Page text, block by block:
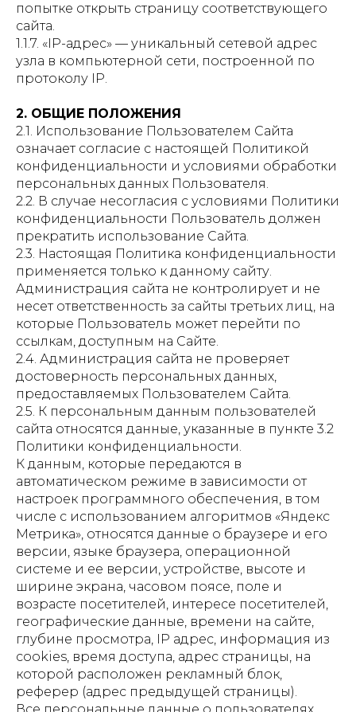
попытке открыть страницу соответствующего
сайта.
1.1.7. «IP-адрес» — уникальный сетевой адрес
узла в компьютерной сети, построенной по
протоколу IP.
2. ОБЩИЕ ПОЛОЖЕНИЯ
2.1. Использование Пользователем Сайта
означает согласие с настоящей Политикой
конфиденциальности и условиями обработки
персональных данных Пользователя.
2.2. В случае несогласия с условиями Политики
конфиденциальности Пользователь должен
прекратить использование Сайта.
2.3. Настоящая Политика конфиденциальности
применяется только к данному сайту.
Администрация сайта не контролирует и не
несет ответственность за сайты третьих лиц, на
которые Пользователь может перейти по
ссылкам, доступным на Сайте.
2.4. Администрация сайта не проверяет
достоверность персональных данных,
предоставляемых Пользователем Сайта.
2.5. К персональным данным пользователей
сайта относятся данные, указанные в пункте 3.2
Политики конфиденциальности.
К данным, которые передаются в
автоматическом режиме в зависимости от
настроек программного обеспечения, в том
числе с использованием алгоритмов «Яндекс
Метрика», относятся данные о браузере и его
версии, языке браузера, операционной
системе и ее версии, устройстве, высоте и
ширине экрана, часовом поясе, поле и
возрасте посетителей, интересе посетителей,
географические данные, времени на сайте,
глубине просмотра, IP адрес, информация из
cookies, время доступа, адрес страницы, на
которой расположен рекламный блок,
реферер (адрес предыдущей страницы).